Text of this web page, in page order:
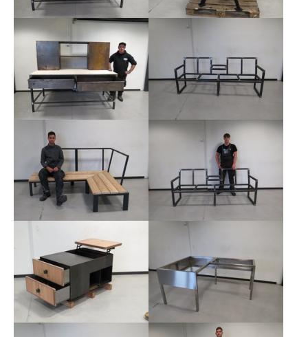
Show larger version Show larger version
Show larger version
Show larger version
Show larger version Show larger version